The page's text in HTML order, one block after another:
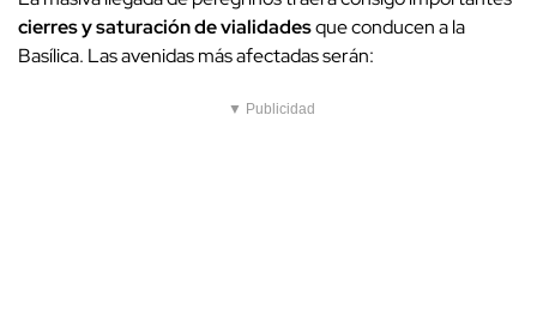
cierres y saturación de vialidadesque conducen a la
Basílica. Las avenidas más afectadas serán:
▼ Publicidad